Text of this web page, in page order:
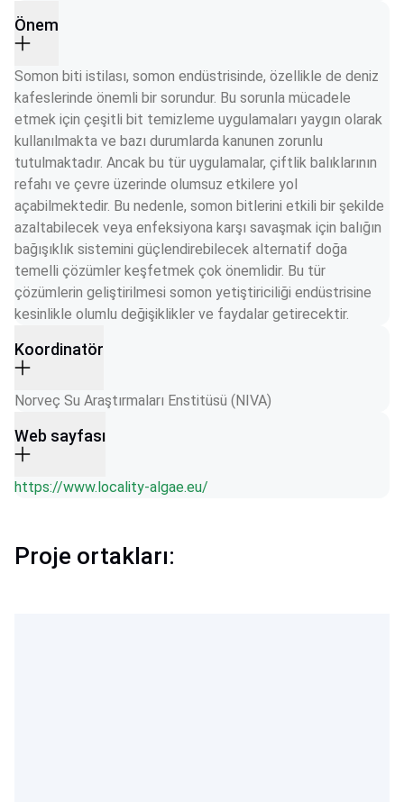
Önem
Somon biti istilası, somon endüstrisinde, özellikle de deniz
kafeslerinde önemli bir sorundur. Bu sorunla mücadele
etmek için çeşitli bit temizleme uygulamaları yaygın olarak
kullanılmakta ve bazı durumlarda kanunen zorunlu
tutulmaktadır. Ancak bu tür uygulamalar, çiftlik balıklarının
refahı ve çevre üzerinde olumsuz etkilere yol
açabilmektedir. Bu nedenle, somon bitlerini etkili bir şekilde
azaltabilecek veya enfeksiyona karşı savaşmak için balığın
bağışıklık sistemini güçlendirebilecek alternatif doğa
temelli çözümler keşfetmek çok önemlidir. Bu tür
çözümlerin geliştirilmesi somon yetiştiriciliği endüstrisine
kesinlikle olumlu değişiklikler ve faydalar getirecektir.
Koordinatör
Norveç Su Araştırmaları Enstitüsü (NIVA)
Web sayfası
https://www.locality-algae.eu/
Proje ortakları: